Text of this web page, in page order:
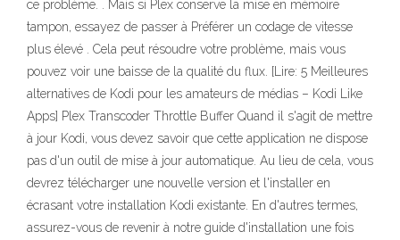
ce problème. . Mais si Plex conserve la mise en mémoire
tampon, essayez de passer à Préférer un codage de vitesse
plus élevé . Cela peut résoudre votre problème, mais vous
pouvez voir une baisse de la qualité du flux. [Lire: 5 Meilleures
alternatives de Kodi pour les amateurs de médias – Kodi Like
Apps] Plex Transcoder Throttle Buffer Quand il s'agit de mettre
à jour Kodi, vous devez savoir que cette application ne dispose
pas d'un outil de mise à jour automatique. Au lieu de cela, vous
devrez télécharger une nouvelle version et l'installer en
écrasant votre installation Kodi existante. En d'autres termes,
assurez-vous de revenir à notre guide d'installation une fois